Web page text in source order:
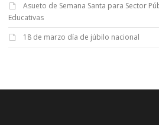
Asueto de Semana Santa para Sector
Educativas
18 de marzo día de júbilo nacional